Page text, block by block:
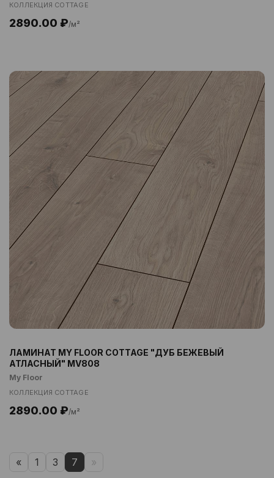
КОЛЛЕКЦИЯ COTTAGE
2890.00 ₽/м²
ЛАМИНАТ MY FLOOR COTTAGE "ДУБ БЕЖЕВЫЙ
АТЛАСНЫЙ" MV808
My Floor
КОЛЛЕКЦИЯ COTTAGE
2890.00 ₽/м²
« 1 3 7 »